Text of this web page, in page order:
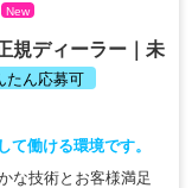
New
規ディーラー｜未
たん応募可
働ける環境です。
な技術とお客様満足